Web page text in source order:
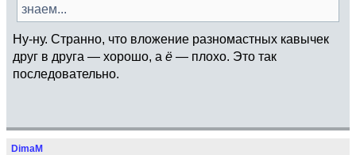
знаем...
Ну-ну. Странно, что вложение разномастных кавычек
друг в друга — хорошо, а ё — плохо. Это так
последовательно.
DimaM